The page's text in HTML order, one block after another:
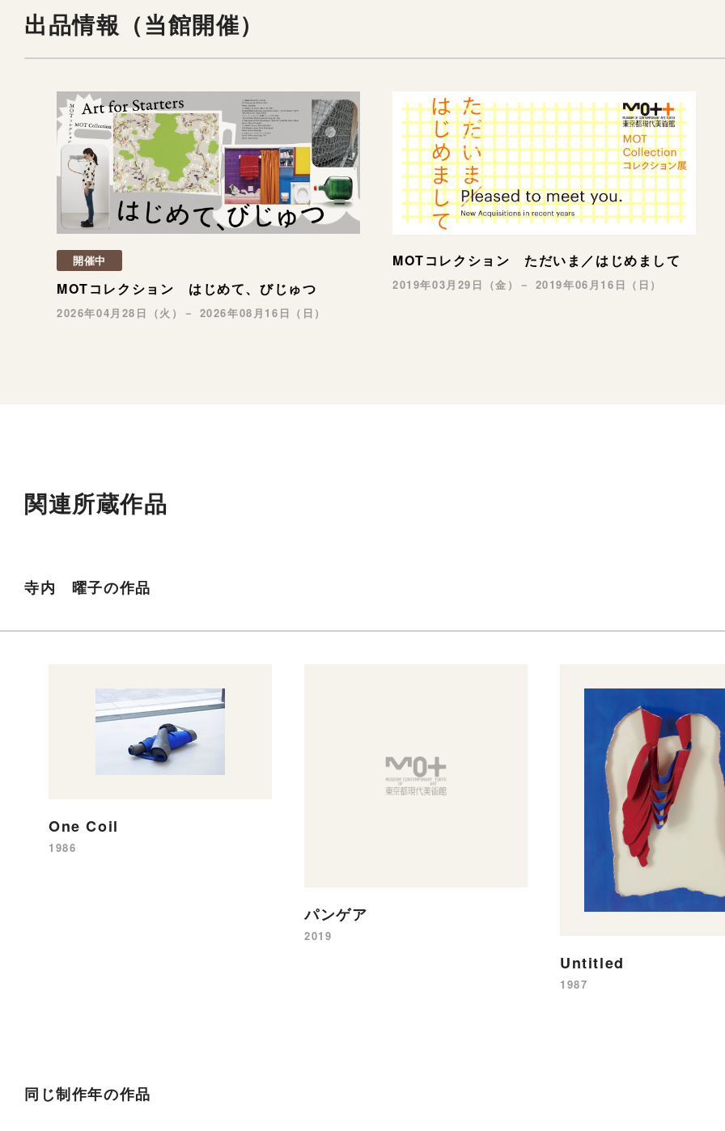
出品情報（当館開催）
開催中
MOTコレクション はじめて、びじゅつ
2026年04月28日（火）－ 2026年08月16日（日）
MOTコレクション ただいま／はじめまして
2019年03月29日（金）－ 2019年06月16日（日）
関連所蔵作品
寺内 曜子の作品
One Coil
1986
パンゲア
2019
Untitled
1987
同じ制作年の作品